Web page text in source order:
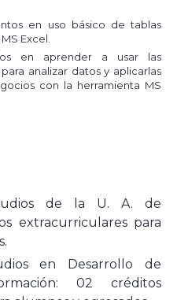
en uso básico de tablas
Excel.
en aprender a usar las
analizar datos y aplicarlas
con la herramienta MS
de la U. A. de
extracurriculares para
en Desarrollo de
02 créditos